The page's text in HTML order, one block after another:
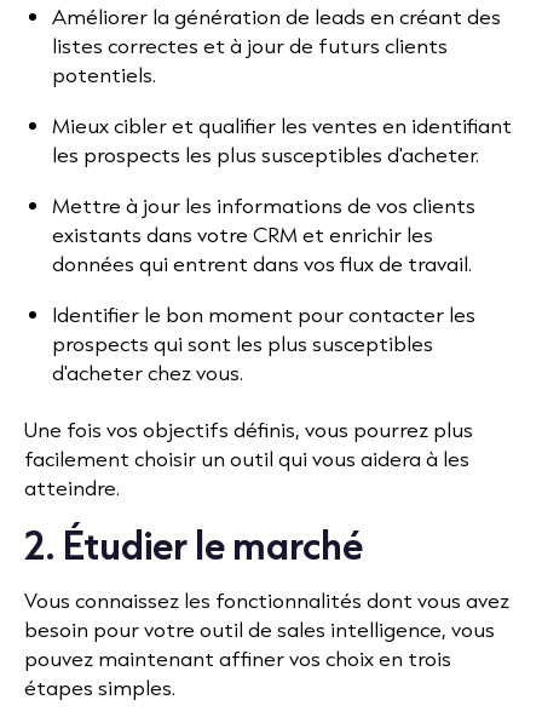
Améliorer la génération de leads en créant des
listes correctes et à jour de futurs clients
potentiels.
Mieux cibler et qualifier les ventes en identifiant
les prospects les plus susceptibles d'acheter.
Mettre à jour les informations de vos clients
existants dans votre CRM et enrichir les
données qui entrent dans vos flux de travail.
Identifier le bon moment pour contacter les
prospects qui sont les plus susceptibles
d'acheter chez vous.
Une fois vos objectifs définis, vous pourrez plus
facilement choisir un outil qui vous aidera à les
atteindre.
2. Étudier le marché
Vous connaissez les fonctionnalités dont vous avez
besoin pour votre outil de sales intelligence, vous
pouvez maintenant affiner vos choix en trois
étapes simples.